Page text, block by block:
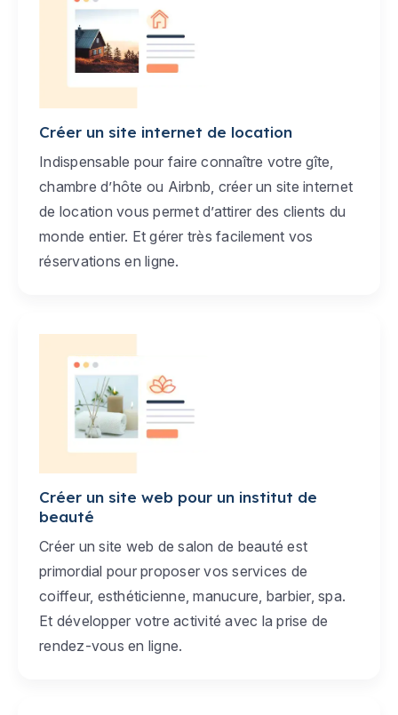
Créer un site internet de location
Indispensable pour faire connaître votre gîte,
chambre d’hôte ou Airbnb, créer un site internet
de location vous permet d’attirer des clients du
monde entier. Et gérer très facilement vos
réservations en ligne.
Créer un site web pour un institut de
beauté
Créer un site web de salon de beauté est
primordial pour proposer vos services de
coiffeur, esthéticienne, manucure, barbier, spa.
Et développer votre activité avec la prise de
rendez-vous en ligne.